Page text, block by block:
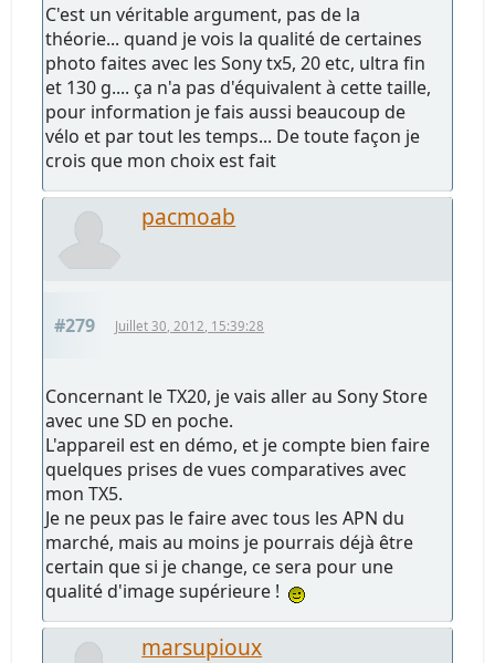
C'est un véritable argument, pas de la
théorie... quand je vois la qualité de certaines
photo faites avec les Sony tx5, 20 etc, ultra fin
et 130 g.... ça n'a pas d'équivalent à cette taille,
pour information je fais aussi beaucoup de
vélo et par tout les temps... De toute façon je
crois que mon choix est fait
pacmoab
#279 Juillet 30, 2012, 15:39:28
Concernant le TX20, je vais aller au Sony Store
avec une SD en poche.
L'appareil est en démo, et je compte bien faire
quelques prises de vues comparatives avec
mon TX5.
Je ne peux pas le faire avec tous les APN du
marché, mais au moins je pourrais déjà être
certain que si je change, ce sera pour une
qualité d'image supérieure !
marsupioux